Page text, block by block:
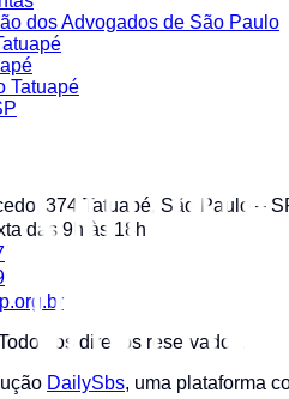
dos Advogados de São Paulo
Tatuapé
374 Tatuapé, São Paulo –
das 9h às 18h
os direitos reservados.
DailySbs, uma plataforma